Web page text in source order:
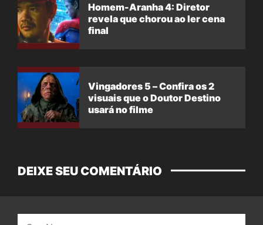
Homem-Aranha 4: Diretor
revela que chorou ao ler cena
final
Vingadores 5 – Confira os 2
visuais que o Doutor Destino
usará no filme
DEIXE SEU COMENTÁRIO